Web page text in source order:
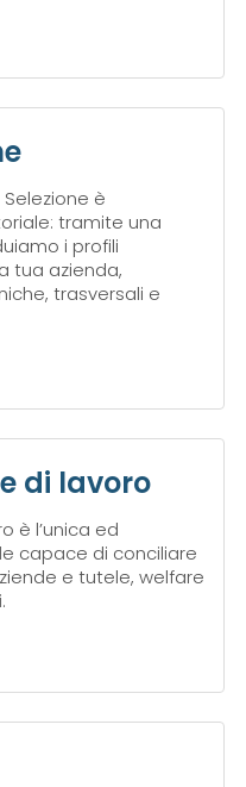
è
tramite una
i profili
tua azienda,
trasversali e
di lavoro
è l’unica ed
capace di conciliare
e tutele, welfare